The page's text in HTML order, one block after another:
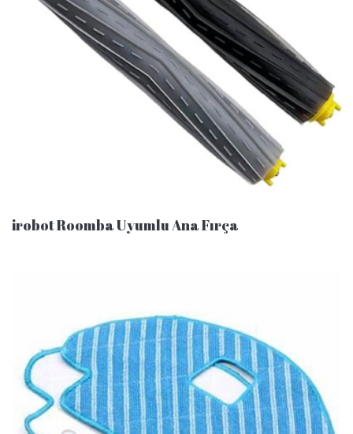
irobot Roomba Uyumlu Ana Fırça